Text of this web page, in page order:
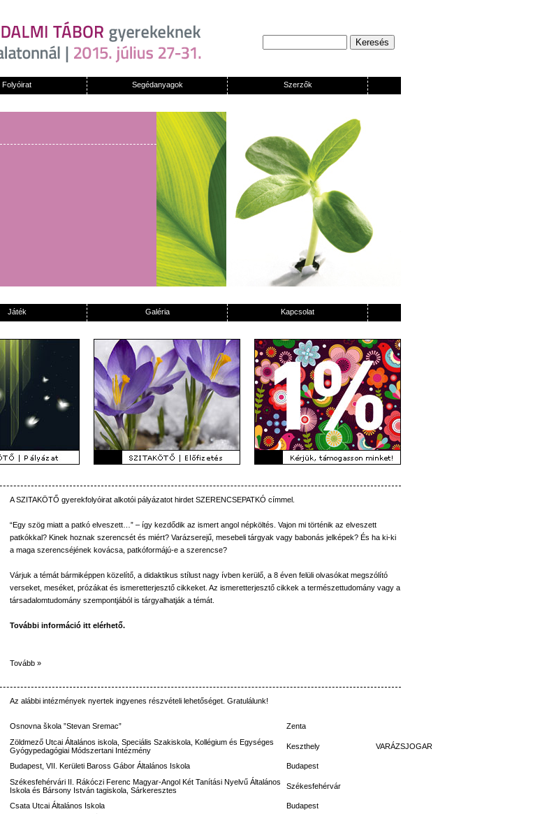
Folyóirat Segédanyagok Szerzők
Játék Galéria Kapcsolat
ASZITAKÖTŐ gyerekfolyóirat alkotói pályázatot hirdet SZERENCSEPATKÓ címmel
“Egy szög miatt a patkó elveszett…” – így kezdődik az ismert angol népköltés Vajon mi történik az elveszett
patkókkal? Kinek hoznak szerencsét és miért? Varázserejű mesebeli tárgyak vagy babonás jelképek? És ha ki-ki
a maga szerencséjének kovácsa patkóformájú-e a szerencse?
Várjuk a témát bármiképpen közelítő , a didaktikus stílust nagy ívben kerülő , a 8 éven felüli olvasókat megszólító
verseket meséket prózákat és ismeretterjesztő cikkeket Az ismeretterjesztő cikkek a természettudomány vagy a
társadalomtudomány szempontjából is tárgyalhatják a témát
További információ itt elérhető.
Tovább »
Az alábbi intézmények nyertek ingyenes részvételi lehetőséget Gratulálunk!
Osnovna škola ”Stevan Sremac”
Zenta
Zöldmező Utcai Általános iskola Speciális Szakiskola Kollégium és Egységes
Gyógypedagógiai Módszertani Intézmény Keszthely VARÁZSJOGAR
Budapest, VII. Kerületi Baross Gábor Általános Iskola
Budapest
Székesfehérvári II. Rákóczi Ferenc Magyar-Angol Két Tanítási Nyelvű Általános
Iskola és Bársony István tagiskola Sárkeresztes Székesfehérvár
Csata Utcai Általános Iskola
Budapest